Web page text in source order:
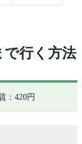
で行く方法
：420円